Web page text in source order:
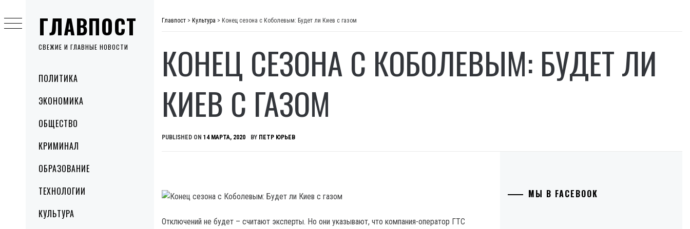
ГЛАВПОСТ
СВЕЖИЕ И ГЛАВНЫЕ НОВОСТИ
MenuПОЛИТИКА
ЭКОНОМИКА
ОБЩЕСТВО
КРИМИНАЛ
ОБРАЗОВАНИЕ
ТЕХНОЛОГИИ
КУЛЬТУРА
to
content
Главпост > Культура > Конец сезона с Коболевым: Будет ли Киев с газом
КОНЕЦ СЕЗОНА С КОБОЛЕВЫМ: БУДЕТ ЛИ
КИЕВ С ГАЗОМ
PUBLISHED ON 14 МАРТА, 2020 BY ПЕТР ЮРЬЕВ
Отключений не будет – считают эксперты. Но они указывают, что компания-оператор ГТС
МЫ В FACEBOOK